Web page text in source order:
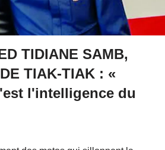
TIDIANE SAMB,
TIAK-TIAK : «
l'intelligence du